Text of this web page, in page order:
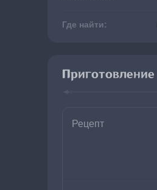
Где найти:
Приготовление
Рецепт